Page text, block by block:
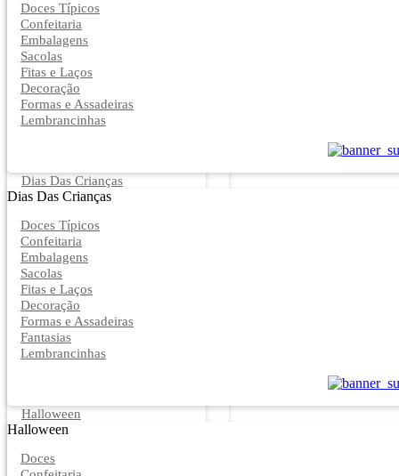
Doces Típicos
Confeitaria
Embalagens
Sacolas
Fitas e Laços
Decoração
Formas e Assadeiras
Lembrancinhas
Dias Das Crianças
Dias Das Crianças
Doces Típicos
Confeitaria
Embalagens
Sacolas
Fitas e Laços
Decoração
Formas e Assadeiras
Fantasias
Lembrancinhas
Halloween
Halloween
Doces